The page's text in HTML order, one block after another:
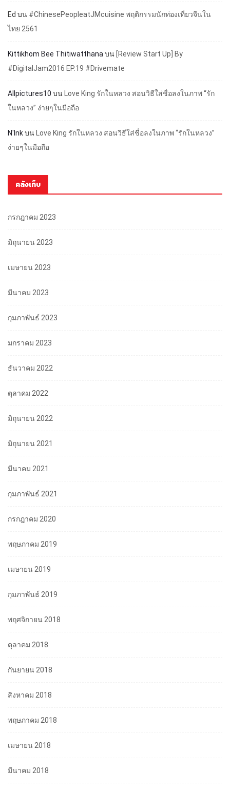
Ed บน #ChinesePeopleatJMcuisine พฤติกรรมนักท่องเที่ยวจีนใน
ไทย 2561
Kittikhom Bee Thitiwatthana บน [Review Start Up] By
#DigitalJam2016 EP.19 #Drivemate
Allpictures10 บน
Love King รักในหลวง สอนวิธีใส่ชื่อลงในภาพ “รัก
ในหลวง” ง่ายๆในมือถือ
N'Inkบน
Love King รักในหลวง สอนวิธีใส่ชื่อลงในภาพ “รักในหลวง”
ง่ายๆในมือถือ
คลังเก็บ
กรกฎาคม 2023
มิถุนายน 2023
เมษายน 2023
มีนาคม 2023
กุมภาพันธ์ 2023
มกราคม 2023
ธันวาคม 2022
ตุลาคม 2022
มิถุนายน 2022
มิถุนายน 2021
มีนาคม 2021
กุมภาพันธ์ 2021
กรกฎาคม 2020
พฤษภาคม 2019
เมษายน 2019
กุมภาพันธ์ 2019
พฤศจิกายน 2018
ตุลาคม 2018
กันยายน 2018
สิงหาคม 2018
พฤษภาคม 2018
เมษายน 2018
มีนาคม 2018